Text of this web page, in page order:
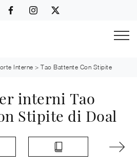
Interne > Tao Battente Con Stipite
interni Tao
Stipite di Doal